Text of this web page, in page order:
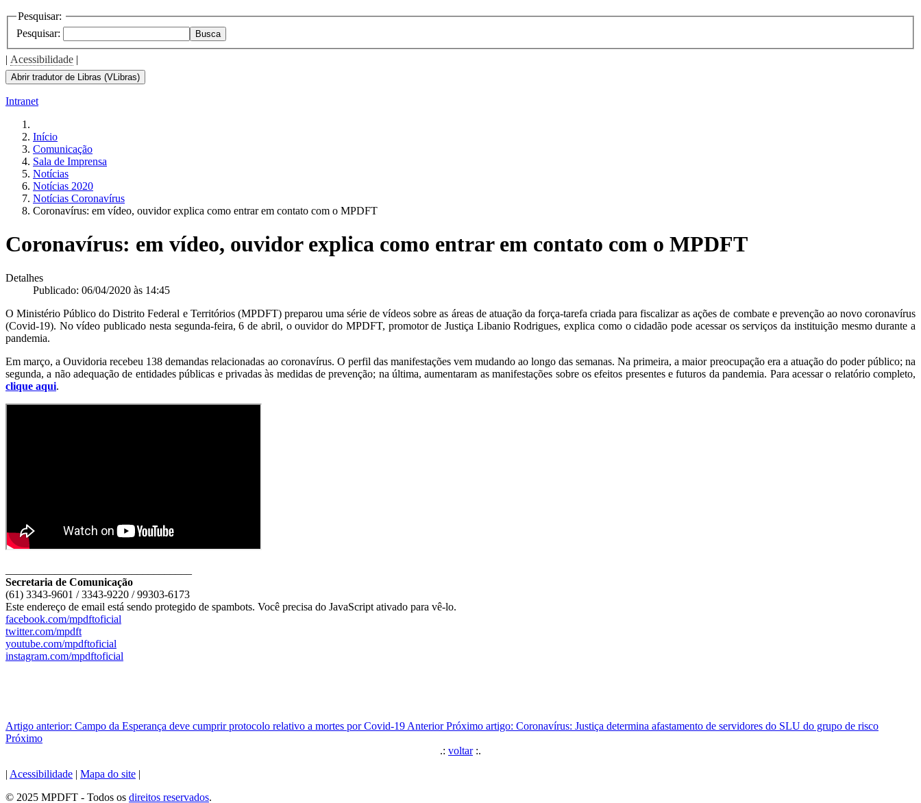
Pesquisar:
Pesquisar:
Busca
| Acessibilidade |
Abrir tradutor de Libras (VLibras)
Intranet
Início
Comunicação
Sala de Imprensa
Notícias
Notícias 2020
Notícias Coronavírus
Coronavírus: em vídeo, ouvidor explica como entrar em contato com o MPDFT
Coronavírus: em vídeo, ouvidor explica como entrar em contato com o MPDFT
Detalhes
Publicado: 06/04/2020 às 14:45
O Ministério Público do Distrito Federal e Territórios (MPDFT) preparou uma série de vídeos sobre as áreas de atuação da força-tarefa criada para fiscalizar as ações de combate e prevenção ao novo coronavírus
(Covid-19). No vídeo publicado nesta segunda-feira, 6 de abril, o ouvidor do MPDFT, promotor de Justiça Libanio Rodrigues, explica como o cidadão pode acessar os serviços da instituição mesmo durante a
pandemia.
Em março, a Ouvidoria recebeu 138 demandas relacionadas ao coronavírus. O perfil das manifestações vem mudando ao longo das semanas. Na primeira, a maior preocupação era a atuação do poder público; na
segunda, a não adequação de entidades públicas e privadas às medidas de prevenção; na última, aumentaram as manifestações sobre os efeitos presentes e futuros da pandemia. Para acessar o relatório completo,
clique aqui.
Secretaria de Comunicação
(61) 3343-9601 / 3343-9220 / 99303-6173
Este endereço de email está sendo protegido de spambots. Você precisa do JavaScript ativado para vê-lo.
facebook.com/mpdftoficial
twitter.com/mpdft
youtube.com/mpdftoficial
instagram.com/mpdftoficial
Artigo anterior: Campo da Esperança deve cumprir protocolo relativo a mortes por Covid-19 Anterior Próximo artigo: Coronavírus: Justiça determina afastamento de servidores do SLU do grupo de risco
Próximo
.: voltar:.
| Acessibilidade | Mapa do site |
© 2025 MPDFT - Todos os direitos reservados.